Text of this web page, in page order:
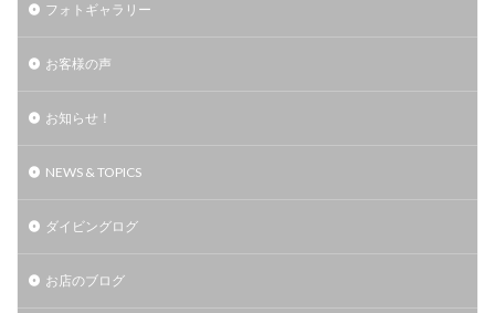
フォトギャラリー
お客様の声
お知らせ！
NEWS & TOPICS
ダイビングログ
お店のブログ